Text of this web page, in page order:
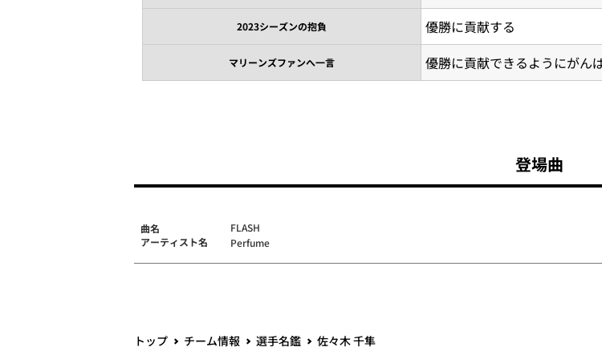
2023シーズンの抱負 優勝に貢献する
マリーンズファンへ一言 優勝に貢献できるようにがん
登場曲
曲名
アーティスト名
FLASH
Perfume
トップ チーム情報 選手名鑑 佐々木 千隼